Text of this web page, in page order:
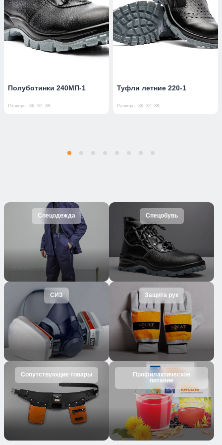
Полуботинки 240МП-1
Размеры: 36, 37, 38, ...
Туфли летние 220-1
Размеры: 36, 37, 38, ...
Спецодежда Спецобувь
СИЗ Защита рук
Сопутствующие товары
Профилактическое
питание